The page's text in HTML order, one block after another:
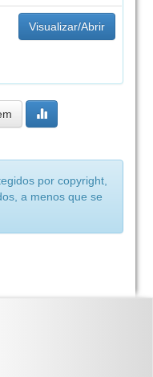
Visualizar/Abrir
por copyright,
a menos que se